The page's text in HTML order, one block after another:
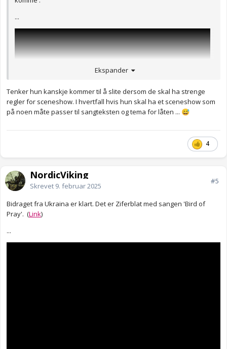
...
Ekspander
Tenker hun kanskje kommer til å slite dersom de skal ha strenge
regler for sceneshow. I hvertfall hvis hun skal ha et sceneshow som
på noen måte passer til sangteksten og tema for låten ... 😅
4
NordicViking
Skrevet 9. februar 2025
#5
Bidraget fra Ukraina er klart. Det er Ziferblat med sangen 'Bird of
Pray'. (Link)
...